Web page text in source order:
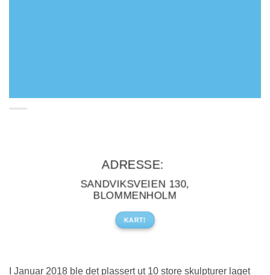
ADRESSE:
SANDVIKSVEIEN 130,
BLOMMENHOLM
KART!
I Januar 2018 ble det plassert ut 10 store skulpturer laget